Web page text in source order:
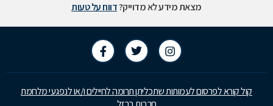
מצאת מידע לא מדוייק?דווח על טעות
קול קורא לפרסום לעמותות שתכליתן תרומה לחיילים ו/או לנפגעי מלחמת